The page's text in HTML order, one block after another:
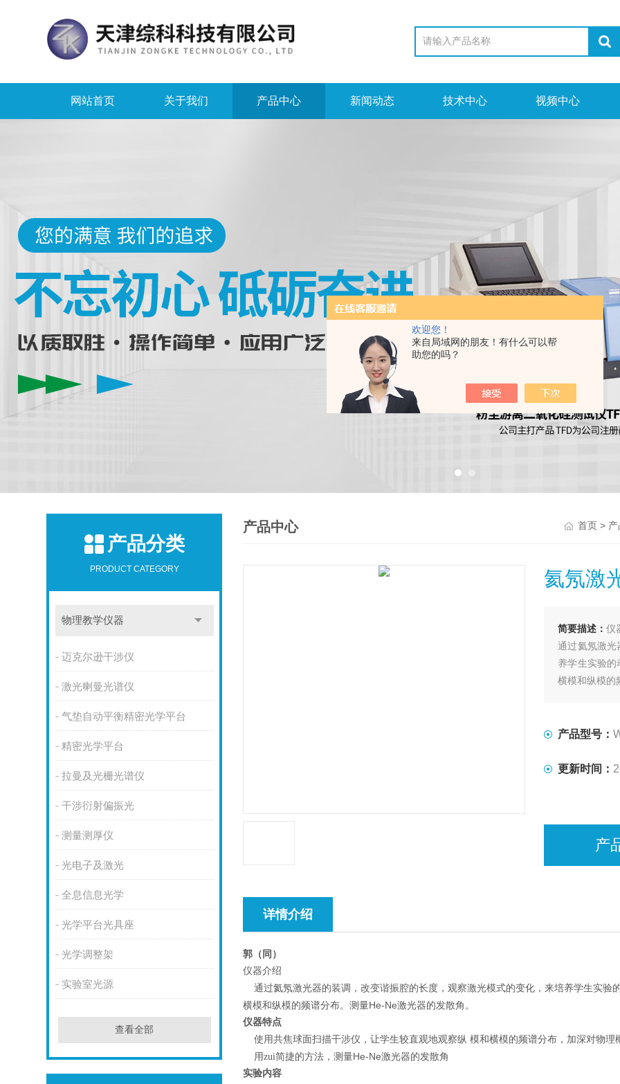
欢迎您！
来自局域网的朋友！有什么可以帮
助您的吗？
网站首页 关于我们 产品中心 新闻动态 技术中心 视频中心
产品分类
PRODUCT CATEGORY
物理教学仪器
迈克尔逊干涉仪
激光喇曼光谱仪
气垫自动平衡精密光学平台
精密光学平台
拉曼及光栅光谱仪
干涉衍射偏振光
测量测厚仪
光电子及激光
全息信息光学
光学平台光具座
光学调整架
实验室光源
查看全部
产品中心 首页>
氦氖激
简要描述：仪
通过氦氖激光
养学生实验的
横模和纵模的
布，加深对物
产品型号：
更新时间：
产
详情介绍
郭（同）
仪器介绍
通过氦氖激光器的装调，改变谐振腔的长度，观察激光模式的变化，来培养学生实
横模和纵模的频谱分布。测量He-Ne激光器的发散角。
仪器特点
使用共焦球面扫描干涉仪，让学生较直观地观察纵 模和横模的频谱分布，加深对物理
用zui简捷的方法，测量He-Ne激光器的发散角
实验内容